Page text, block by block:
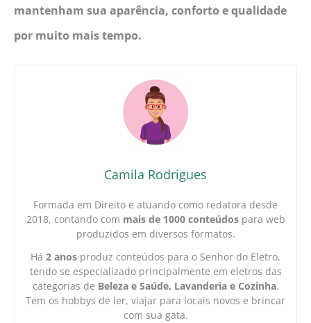
mantenham sua aparência, conforto e qualidade
por muito mais tempo.
Camila Rodrigues
Formada em Direito e atuando como redatora desde
2018, contando com mais de 1000 conteúdospara web
produzidos em diversos formatos.
Há 2 anos produz conteúdos para o Senhor do Eletro,
tendo se especializado principalmente em eletros das
categorias de Beleza e Saúde, Lavanderia e Cozinha.
Tem os hobbys de ler, viajar para locais novos e brincar
com sua gata.